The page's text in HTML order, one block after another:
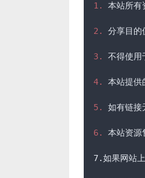
1. 本站所有
2. 分享目的
3. 不得使用
4. 本站提供
5. 如有链接
6. 本站资源
7.如果网站